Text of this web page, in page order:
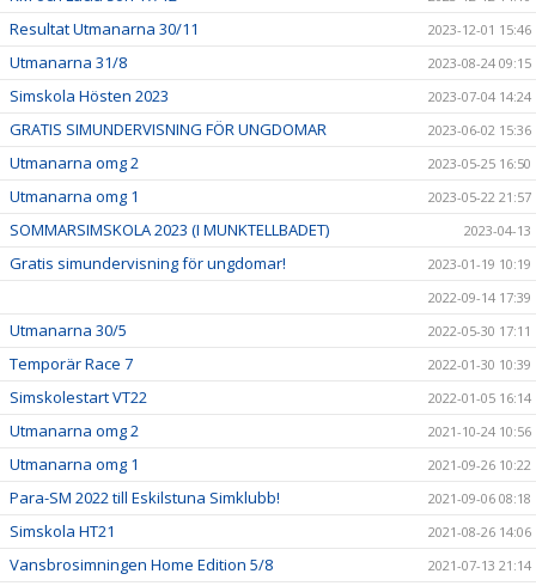
Resultat Utmanarna 30/11 2023-12-01 15:46
Utmanarna 31/8 2023-08-24 09:15
Simskola Hösten 2023 2023-07-04 14:24
GRATIS SIMUNDERVISNING FÖR UNGDOMAR 2023-06-02 15:36
Utmanarna omg 2 2023-05-25 16:50
Utmanarna omg 1 2023-05-22 21:57
SOMMARSIMSKOLA 2023 (I MUNKTELLBADET) 2023-04-13
Gratis simundervisning för ungdomar!
2023-01-19 10:19
2022-09-14 17:39
Utmanarna 30/5 2022-05-30 17:11
Temporär Race 7 2022-01-30 10:39
Simskolestart VT22 2022-01-05 16:14
Utmanarna omg 2 2021-10-24 10:56
Utmanarna omg 1 2021-09-26 10:22
Para-SM 2022 till Eskilstuna Simklubb! 2021-09-06 08:18
Simskola HT21 2021-08-26 14:06
Vansbrosimningen Home Edition 5/8 2021-07-13 21:14